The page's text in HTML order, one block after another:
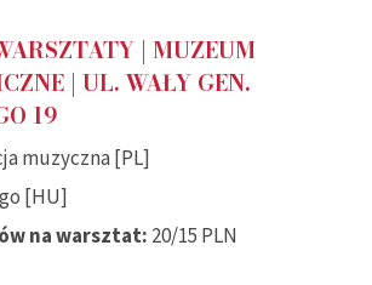
| MUZEUM
| UL. WAŁY GEN.
19
muzyczna [PL]
[HU]
na warsztat: 20/15 PLN